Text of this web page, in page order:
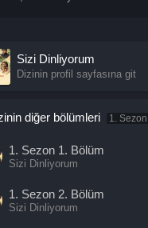
Sizi Dinliyorum
Dizinin profil sayfasına git
diğer bölümleri 1. Sezon
1. Sezon 1. Bölüm
Sizi Dinliyorum
1. Sezon 2. Bölüm
Sizi Dinliyorum